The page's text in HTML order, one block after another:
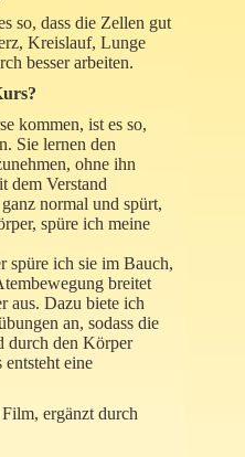
so, dass die Zellen gut
Kreislauf, Lunge
besser arbeiten.
kommen, ist es so,
Sie lernen den
ohne ihn
dem Verstand
normal und spürt,
spüre ich meine
spüre ich sie im Bauch,
breitet
aus. Dazu biete ich
an, sodass die
durch den Körper
eine
ergänzt durch